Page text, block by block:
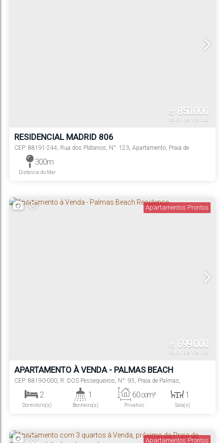
R$ 850.000
Valor de Venda
RESIDENCIAL MADRID 806
CEP: 88191-244, Rua dos Plátanos, N°: 123, Apartamento, Praia de
Palmas
300m
Distância do Mar
Apartamentos Prontos
R$ 699.000
Valor de Venda
APARTAMENTO À VENDA - PALMAS BEACH
RESIDENCE
CEP: 88190-000, R. DOS Pessegueiros, N°: 95, Praia de Palmas,
Governador Celso Ramos, Santa Catarina Brasil
2
Dormitório(s)
1
Banheiro(s) Privativo:
60 .00m² 1
Sala(s)
Apartamentos Prontos